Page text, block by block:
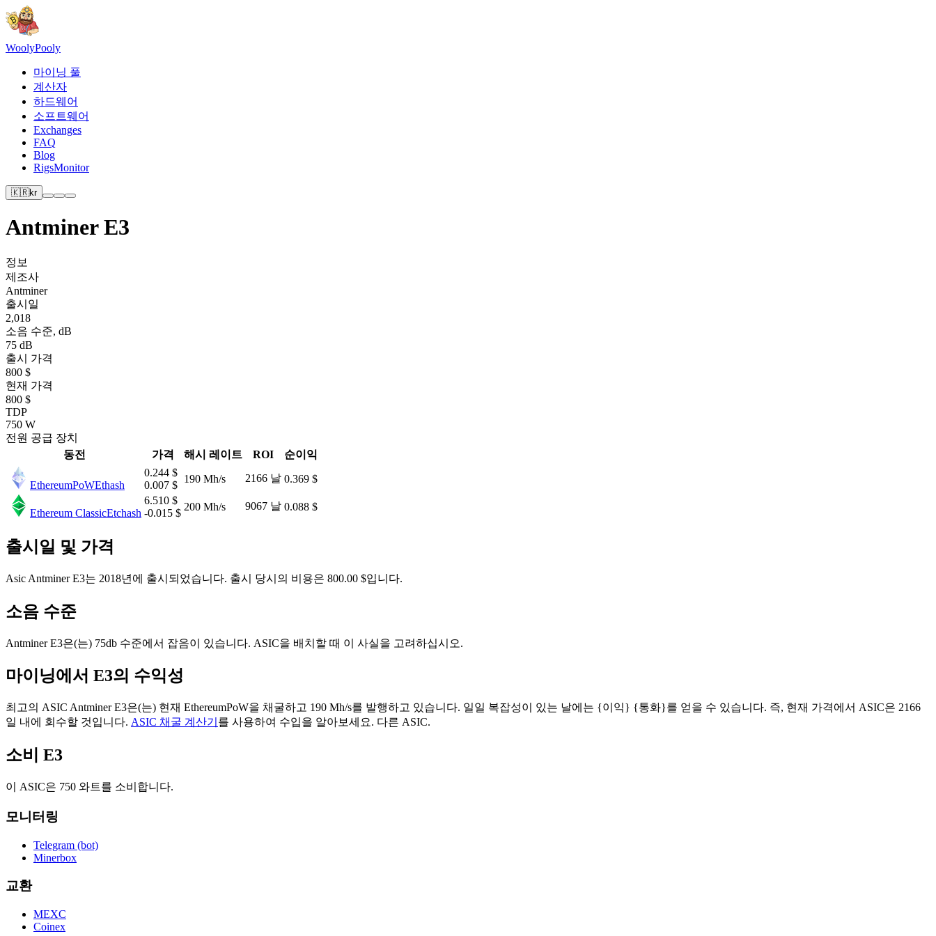
WoolyPooly
마이닝 풀
계산자
하드웨어
소프트웨어
Exchanges
FAQ
Blog
RigsMonitor
🇰🇷kr
Antminer E3
정보
제조사
Antminer
출시일
2,018
소음 수준, dB
75 dB
출시 가격
800 $
현재 가격
800 $
TDP
750 W
전원 공급 장치
동전
가격 해시 레이트 ROI 순이익
EthereumPoWEthash
0.244 $
0.007 $
190 Mh/s 2166 날 0.369 $
Ethereum ClassicEtchash
6.510 $
-0.015 $
200 Mh/s 9067 날 0.088 $
출시일 및 가격
Asic Antminer E3는 2018년에 출시되었습니다. 출시 당시의 비용은 800.00 $입니다.
소음 수준
Antminer E3은(는) 75db 수준에서 잡음이 있습니다. ASIC을 배치할 때 이 사실을 고려하십시오.
마이닝에서 E3의 수익성
최고의 ASIC Antminer E3은(는) 현재 EthereumPoW을 채굴하고 190 Mh/s를 발행하고 있습니다. 일일 복잡성이 있는 날에는 {이익} {통화}를 얻을 수 있습니다. 즉, 현재 가격에서 ASIC은 2166
일 내에 회수할 것입니다. ASIC 채굴 계산기 를 사용하여 수입을 알아보세요. 다른 ASIC.
소비 E3
이 ASIC은 750 와트를 소비합니다.
모니터링
Telegram (bot)
Minerbox
교환
MEXC
Coinex